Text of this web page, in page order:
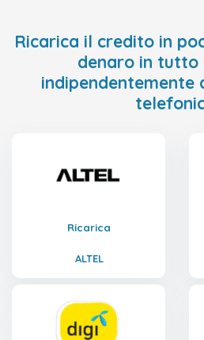
Ricarica il credito in
denaro in tutto
Ricarica
ALTEL